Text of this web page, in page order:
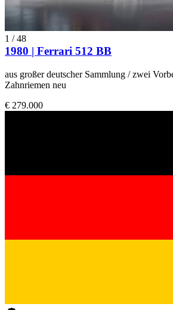
1 /48
1980 | Ferrari 512 BB
aus großer deutscher Sammlung / zwei
Zahnriemen neu
€ 279.000